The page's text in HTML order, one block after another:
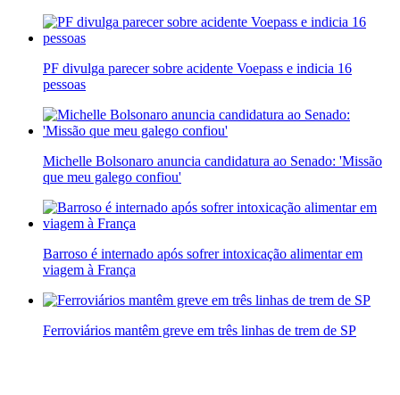
PF divulga parecer sobre acidente Voepass e indicia 16
pessoas
Michelle Bolsonaro anuncia candidatura ao Senado: 'Missão
que meu galego confiou'
Barroso é internado após sofrer intoxicação alimentar em
viagem à França
Ferroviários mantêm greve em três linhas de trem de SP